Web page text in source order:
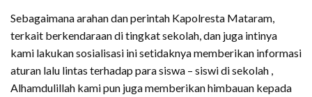
Sebagaimana arahan dan perintah Kapolresta Mataram,
terkait berkendaraan di tingkat sekolah, dan juga intinya
kami lakukan sosialisasi ini setidaknya memberikan informasi
aturan lalu lintas terhadap para siswa – siswi di sekolah ,
Alhamdulillah kami pun juga memberikan himbauan kepada